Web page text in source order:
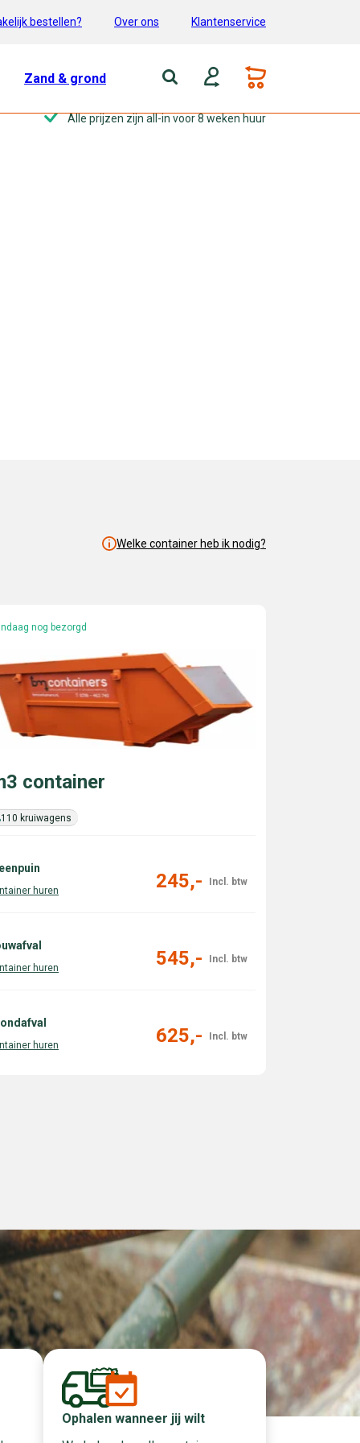
bestellen? Over ons Klantenservice
Zand & grond
Alle prijzen zijn all-in voor 8 weken huur
Welke container heb ik nodig?
nog bezorgd
110 kruiwagens
container
245,-
545,-
625,-
Ophalen wanneer jij wilt